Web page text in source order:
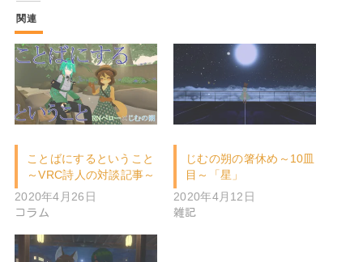
関連
ことばにするということ
～VRC詩人の対談記事～
2020年4月26日
コラム
じむの朔の箸休め～10皿
目～「星」
2020年4月12日
雑記